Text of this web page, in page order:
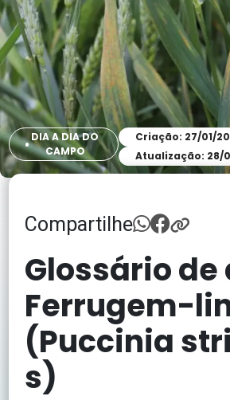
DIA A DIA DO
CAMPO
Criação: 27/01/
Atualização: 28/
Compartilhe
Glossário de
Ferrugem-
(Puccinia
s)